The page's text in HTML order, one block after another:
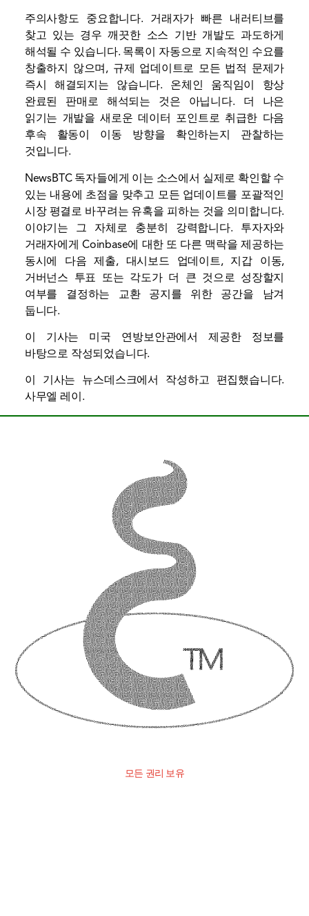
주의사항도 중요합니다. 거래자가 빠른 내러티브를
찾고 있는 경우 깨끗한 소스 기반 개발도 과도하게
해석될 수 있습니다. 목록이 자동으로 지속적인 수요를
창출하지 않으며, 규제 업데이트로 모든 법적 문제가
즉시 해결되지는 않습니다. 온체인 움직임이 항상
완료된 판매로 해석되는 것은 아닙니다. 더 나은
읽기는 개발을 새로운 데이터 포인트로 취급한 다음
후속 활동이 이동 방향을 확인하는지 관찰하는
것입니다.
NewsBTC 독자들에게 이는 소스에서 실제로 확인할 수
있는 내용에 초점을 맞추고 모든 업데이트를 포괄적인
시장 평결로 바꾸려는 유혹을 피하는 것을 의미합니다.
이야기는 그 자체로 충분히 강력합니다. 투자자와
거래자에게 Coinbase에 대한 또 다른 맥락을 제공하는
동시에 다음 제출, 대시보드 업데이트, 지갑 이동,
거버넌스 투표 또는 각도가 더 큰 것으로 성장할지
여부를 결정하는 교환 공지를 위한 공간을 남겨
둡니다.
이 기사는 미국 연방보안관에서 제공한 정보를
바탕으로 작성되었습니다.
이 기사는 뉴스데스크에서 작성하고 편집했습니다.
사무엘 레이 .
모든 권리 보유